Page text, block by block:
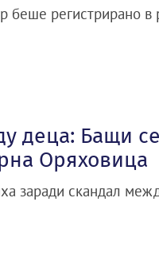
беше регистрирано в
деца: Бащи
Оряховица
заради скандал